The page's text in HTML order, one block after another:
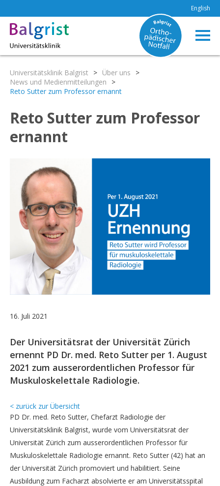
English
Universitätsklinik Balgrist > Über uns
>
News und Medienmitteilungen
>
Reto Sutter zum Professor ernannt
Reto Sutter zum Professor
ernannt
16. Juli 2021
Der Universitätsrat der Universität Zürich
ernennt PD Dr. med. Reto Sutter per 1. August
2021 zum ausserordentlichen Professor für
Muskuloskelettale Radiologie.
< zurück zur Übersicht
PD Dr. med. Reto Sutter, Chefarzt Radiologie der
Universitätsklinik Balgrist, wurde vom Universitätsrat der
Universität Zürich zum ausserordentlichen Professor für
Muskuloskelettale Radiologie ernannt. Reto Sutter (42) hat an
der Universität Zürich promoviert und habilitiert. Seine
Ausbildung zum Facharzt absolvierte er am Universitätsspital